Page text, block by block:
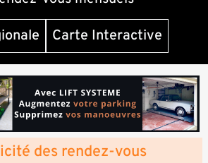
Carte Interactive
des rendez-vous